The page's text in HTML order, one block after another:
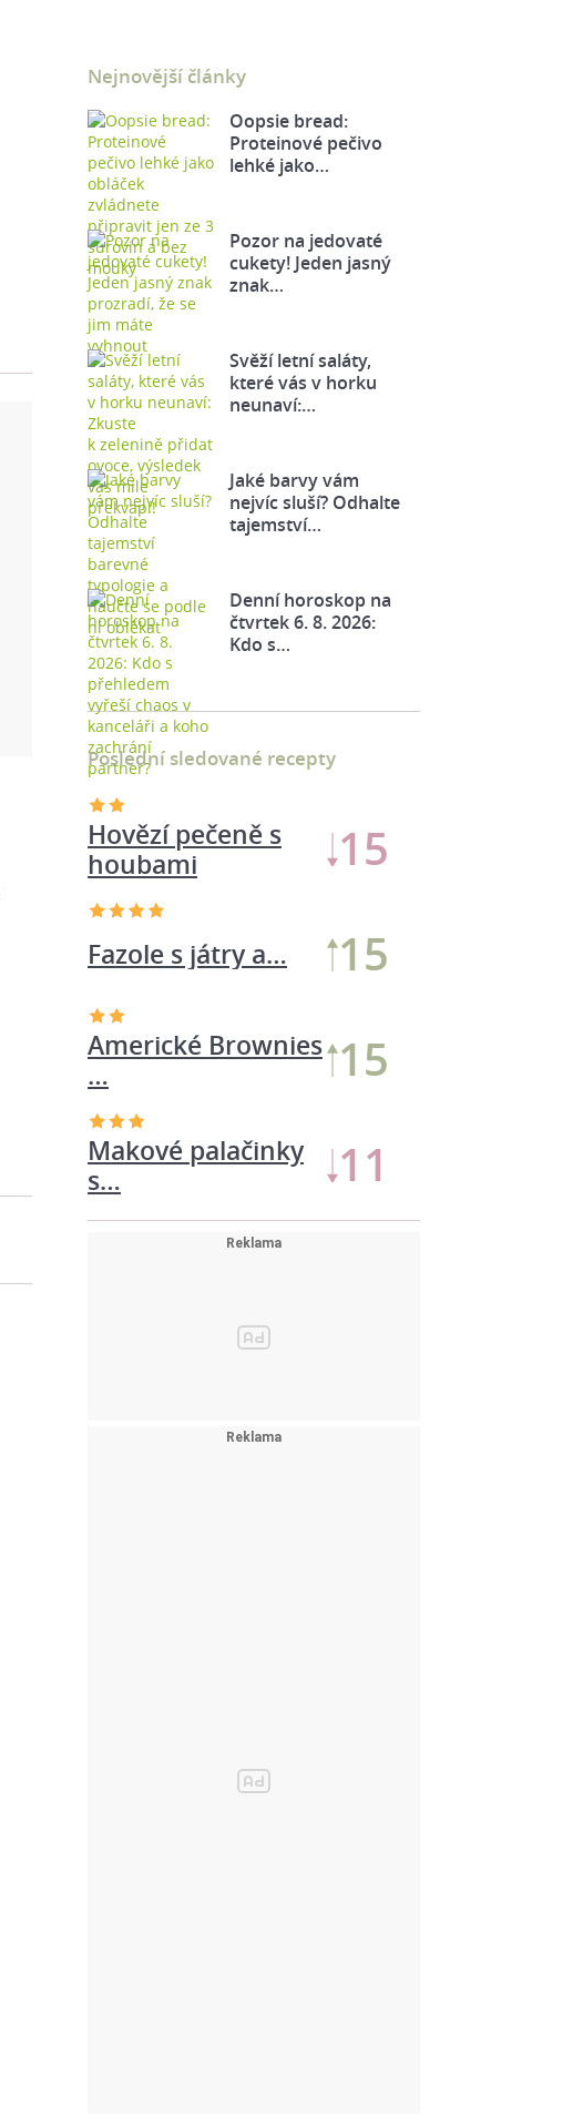
Nejnovější články
Oopsie bread:
Proteinové pečivo
lehké jako…
Pozor na jedovaté
cukety! Jeden jasný
znak…
Svěží letní saláty,
které vás v horku
neunaví:…
Jaké barvy vám
nejvíc sluší? Odhalte
tajemství…
Denní horoskop na
čtvrtek 6. 8. 2026:
Kdo s…
Poslední sledované recepty
Fazole s játry a… 15
Americké Brownies
…
15
Hovězí pečeně s
houbami
15
Makové palačinky
s…
11